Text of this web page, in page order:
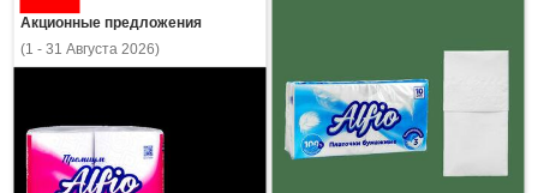
Акционные предложения
(1 - 31 Августа 2026)